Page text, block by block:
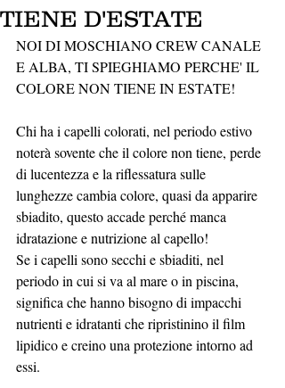
TIENE D'ESTATE
NOI DI MOSCHIANO CREW CANALE
E ALBA, TI SPIEGHIAMO PERCHE' IL
COLORE NON TIENE IN ESTATE!
Chi ha i capelli colorati, nel periodo estivo
noterà sovente che il colore non tiene, perde
di lucentezza e la riflessatura sulle
lunghezze cambia colore, quasi da apparire
sbiadito, questo accade perché manca
idratazione e nutrizione al capello!
Se i capelli sono secchi e sbiaditi, nel
periodo in cui si va al mare o in piscina,
significa che hanno bisogno di impacchi
nutrienti e idratanti che ripristinino il film
lipidico e creino una protezione intorno ad
essi.